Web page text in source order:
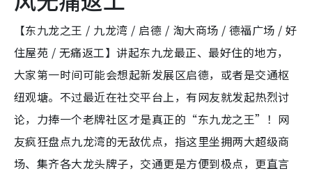
【东九龙之王 / 九龙湾 / 启德 / 淘大商场 / 德福广场 / 好
住屋苑 / 无痛返工】讲起东九龙最正、最好住的地方，
大家第一时间可能会想起新发展区启德，或者是交通枢
纽观塘。不过最近在社交平台上，有网友就发起热烈讨
论，力捧一个老牌社区才是真正的“东九龙之王”！网
友疯狂盘点九龙湾的无敌优点，指这里坐拥两大超级商
场、集齐各大龙头牌子，交通更是方便到极点，更直言